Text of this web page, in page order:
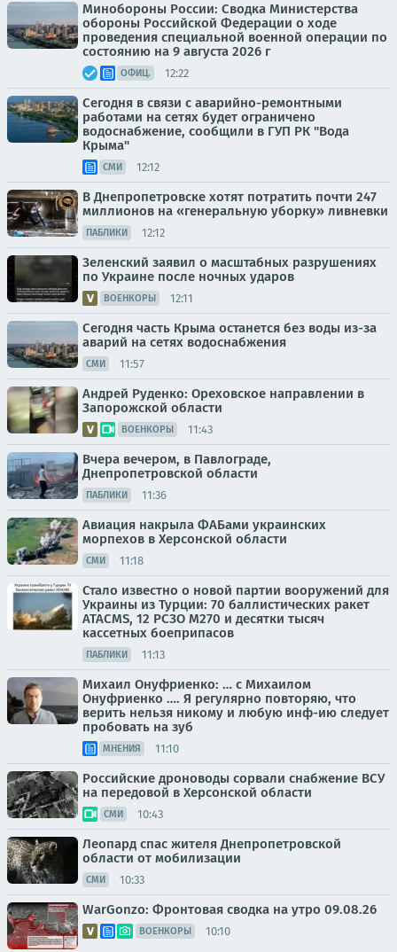
Минобороны России: Сводка Министерства
обороны Российской Федерации о ходе
проведения специальной военной операции по
состоянию на 9 августа 2026 г
ОФИЦ. 12:22
Сегодня в связи с аварийно-ремонтными
работами на сетях будет ограничено
водоснабжение, сообщили в ГУП РК "Вода
Крыма"
СМИ 12:12
В Днепропетровске хотят потратить почти 247
миллионов на «генеральную уборку» ливневки
ПАБЛИКИ 12:12
Зеленский заявил о масштабных разрушениях
по Украине после ночных ударов
ВОЕНКОРЫ 12:11
Сегодня часть Крыма останется без воды из-за
аварий на сетях водоснабжения
СМИ 11:57
Андрей Руденко: Ореховское направлении в
Запорожской области
ВОЕНКОРЫ 11:43
Вчера вечером, в Павлограде,
Днепропетровской области
ПАБЛИКИ 11:36
Авиация накрыла ФАБами украинских
морпехов в Херсонской области
СМИ 11:18
Стало известно о новой партии вооружений для
Украины из Турции: 70 баллистических ракет
ATACMS, 12 РСЗО M270 и десятки тысяч
кассетных боеприпасов
ПАБЛИКИ 11:13
Михаил Онуфриенко: … с Михаилом
Онуфриенко …. Я регулярно повторяю, что
верить нельзя никому и любую инф-ию следует
пробовать на зуб
МНЕНИЯ 11:10
Российские дроноводы сорвали снабжение ВСУ
на передовой в Херсонской области
СМИ 10:43
Леопард спас жителя Днепропетровской
области от мобилизации
СМИ 10:33
WarGonzo: Фронтовая сводка на утро 09.08.26
ВОЕНКОРЫ 10:10